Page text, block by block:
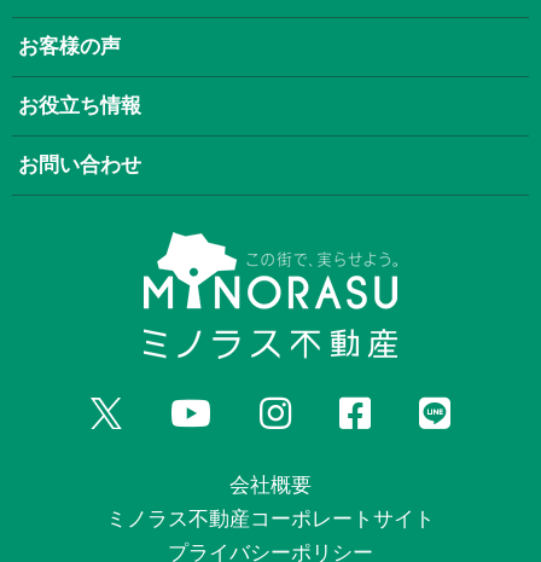
お客様の声
お役立ち情報
お問い合わせ
会社概要
ミノラス不動産コーポレートサイト
プライバシーポリシー